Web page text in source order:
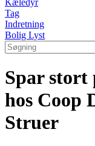
Kæledyr
Tag
Indretning
Bolig Lyst
Spar stort
hos Coop
Struer